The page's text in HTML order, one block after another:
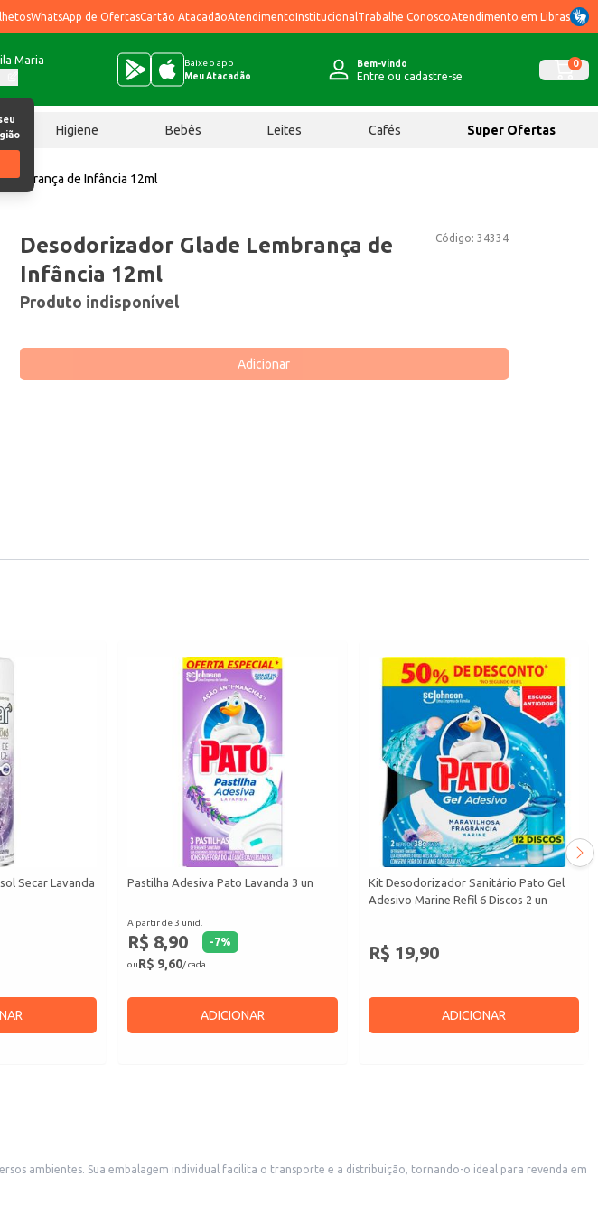
WhatsApp de OfertasCartão AtacadãoAtendimentoInstitucional Trabalhe ConoscoAtendimento em Libras
Maria
Baixe o app
Meu Atacadão
Bem-vindo
Entre ou cadastre-se
0
Higiene Bebês Leites Cafés Super Ofertas
de Infância 12ml
Código: 34334
Desodorizador Glade Lembrança de
Infância 12ml
Produto indisponível
Adicionar
Secar Lavanda
Pastilha Adesiva Pato Lavanda 3 un
A partir de 3 unid.
R$ 8,90 -7%
ouR$ 9,60/ cada
ADICIONAR
Kit Desodorizador Sanitário Pato Gel
Adesivo Marine Refil 6 Discos 2 un
R$ 19,90
ADICIONAR
o ideal para revenda em